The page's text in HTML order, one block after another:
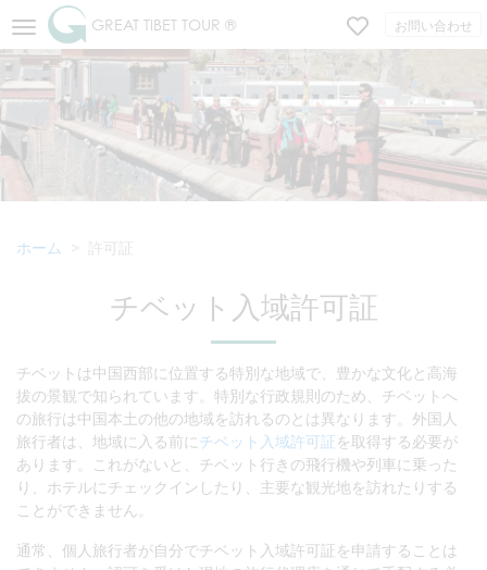
GREAT TIBET TOUR ® お問い合わせ
ホーム 許可証
チベット入域許可証
チベットは中国西部に位置する特別な地域で、豊かな文化と高海
拔の景観で知られています。特別な行政規則のため、チベットへ
の旅行は中国本土の他の地域を訪れるのとは異なります。外国人
旅行者は、地域に入る前にチベット入域許可証を取得する必要が
あります。これがないと、チベット行きの飛行機や列車に乗った
り、ホテルにチェックインしたり、主要な観光地を訪れたりする
ことができません。
通常、個人旅行者が自分でチベット入域許可証を申請することは